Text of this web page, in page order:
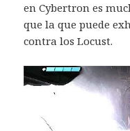
en Cybertron es
que la que puede
contra los Locust.